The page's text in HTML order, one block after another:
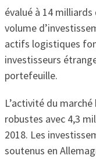
évalué à 14
volume
actifs logistiques
investisseurs
portefeuille.
L’activité du
robustes avec 4,3
2018. Les
soutenus en